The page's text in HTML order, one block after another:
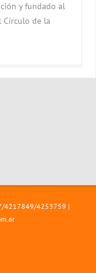
y fundado al
Círculo de la
4217849/4253759 |